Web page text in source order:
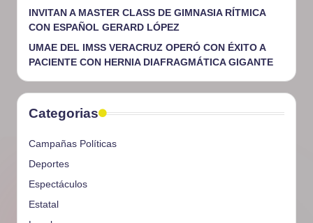
INVITAN A MASTER CLASS DE GIMNASIA RÍTMICA
CON ESPAÑOL GERARD LÓPEZ
UMAE DEL IMSS VERACRUZ OPERÓ CON ÉXITO A
PACIENTE CON HERNIA DIAFRAGMÁTICA GIGANTE
Categorias
Campañas Políticas
Deportes
Espectáculos
Estatal